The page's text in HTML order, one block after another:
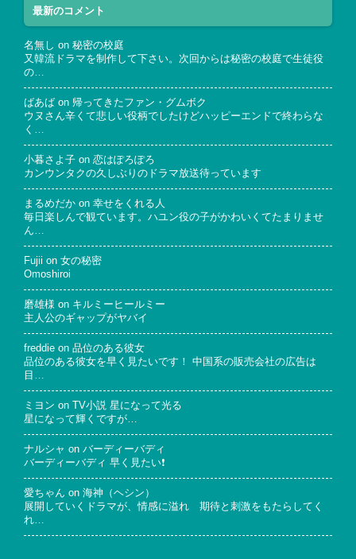
最新のコメント
名無し on 秘密の校庭
又韓流ドラマを制作して下さい。次回からは秘密の校庭で生徒役
の…
ばあば on 帰ってきたファン・グムボク
ウヌさん辛くて悲しい役柄でしたけどハッピーエンドで終わらな
く…
小暮さよ子 on 恋はぽろぽろ
カンウンタクの久しぶりのドラマ放送待っています
まるめだか on 幸せをくれる人
毎日楽しんで観ています。ハユン役の子がかわいくてたまりませ
ん…
Fujii on 女の秘密
Omoshiroi
磨雄様 on キルミーヒールミー
主人公のギャップがヤバイ
freddie on 品位のある彼女
品位のある彼女を早く見たいです！ 中国系の販売会社の広告は
目…
ミヨン on
TV小説 星になって光る
星になって輝くですが…
ナルシャ on バーディーバディ
バーディーバディ 早く見たい❗
愛ちゃん on 海神（ヘシン）
展開していくドラマが、情感に溢れ 期待と刺激をもたらしてく
れ…